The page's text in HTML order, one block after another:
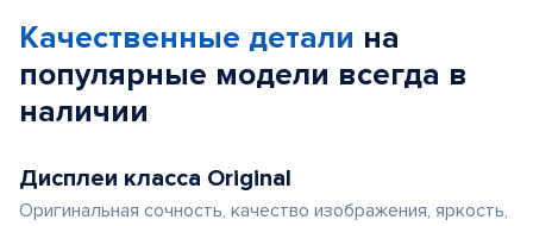
Качественные детали на
популярные модели всегда в
наличии
Дисплеи класса Original
Оригинальная сочность, качество изображения, яркость,